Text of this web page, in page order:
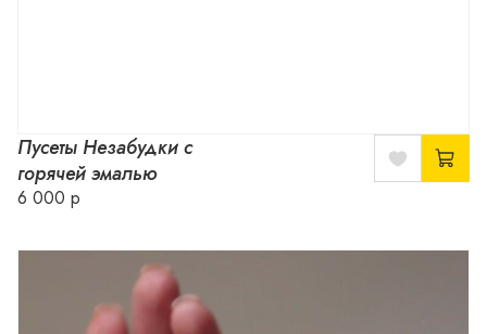
Пусеты Незабудки с
горячей эмалью
6 000 р